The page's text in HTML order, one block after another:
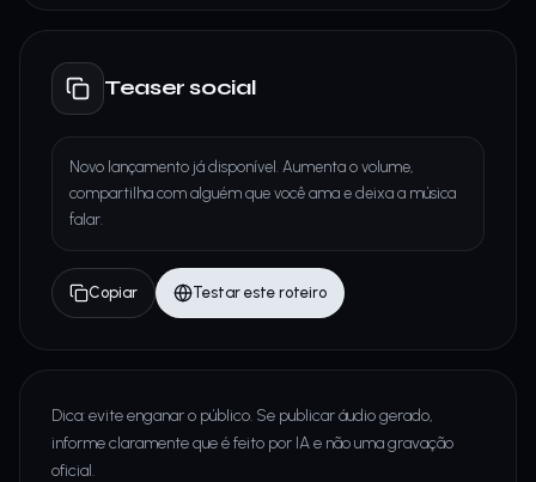
Teaser social
Novo lançamento já disponível. Aumenta o volume,
compartilha com alguém que você ama e deixa a música
falar.
Copiar Testar este roteiro
Dica: evite enganar o público. Se publicar áudio gerado,
informe claramente que é feito por IA e não uma gravação
oficial.